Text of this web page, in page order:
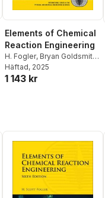
Elements of Chemical
Reaction Engineering
H. Fogler, Bryan Goldsmith ,
Eranda Nikolla
Häftad, 2025
1 143 kr